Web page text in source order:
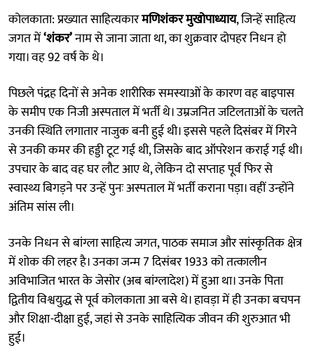
कोलकाता: प्रख्यात साहित्यकारमणिशंकर मुखोपाध्याय, जिन्हें साहित्य
जगत में‘शंकर’नाम से जाना जाता था, का शुक्रवार दोपहर निधन हो
गया। वह 92 वर्ष के थे।
पिछले पंद्रह दिनों से अनेक शारीरिक समस्याओं के कारण वह बाइपास
के समीप एक निजी अस्पताल में भर्ती थे। उम्रजनित जटिलताओं के चलते
उनकी स्थिति लगातार नाजुक बनी हुई थी। इससे पहले दिसंबर में गिरने
से उनकी कमर की हड्डी टूट गई थी, जिसके बाद ऑपरेशन कराई गई थी।
उपचार के बाद वह घर लौट आए थे, लेकिन दो सप्ताह पूर्व फिर से
स्वास्थ्य बिगड़ने पर उन्हें पुनः अस्पताल में भर्ती कराना पड़ा। वहीं उन्होंने
अंतिम सांस ली।
उनके निधन से बांग्ला साहित्य जगत, पाठक समाज और सांस्कृतिक क्षेत्र
में शोक की लहर है। उनका जन्म 7 दिसंबर 1933 को तत्कालीन
अविभाजित भारत के जेसोर (अब बांग्लादेश) में हुआ था। उनके पिता
द्वितीय विश्वयुद्ध से पूर्व कोलकाता आ बसे थे। हावड़ा में ही उनका बचपन
और शिक्षा-दीक्षा हुई, जहां से उनके साहित्यिक जीवन की शुरुआत भी
हुई।